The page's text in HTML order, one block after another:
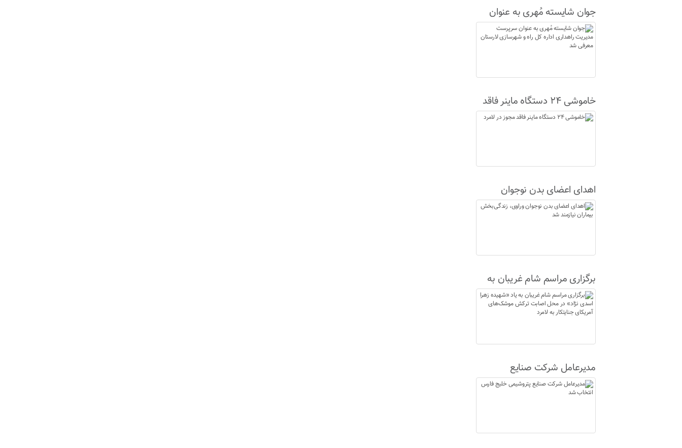
جوان شایسته مُهری به عنوان
سرپرست مدیریت راهداری اداره
کل راه و شهرسازی لارستان
خاموشی ۲۴ دستگاه ماینر فاقد
مجوز در لامرد
اهدای اعضای بدن نوجوان
وراوی، زندگی‌بخش بیماران
نیازمند شد
برگزاری مراسم شام غریبان به
یاد «شهیده زهرا اسدی نژاد» در
محل اصابت ترکش موشک‌های
مدیرعامل شرکت صنایع
پتروشیمی خلیج فارس انتخاب
شد